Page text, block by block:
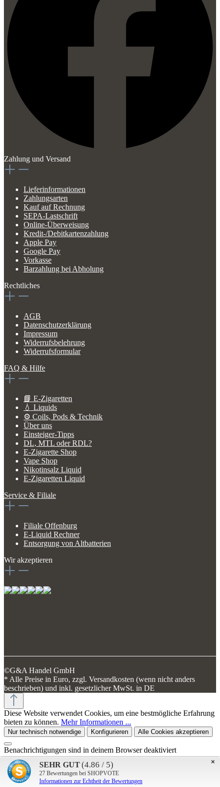
Zahlung und Versand
Lieferinformationen
Zahlungsarten
Kauf auf Rechnung
SEPA-Lastschrift
Online-Überweisung
Kredit-/Debitkartenzahlung
Apple Pay
Google Pay
Vorkasse
Barzahlung bei Abholung
Rechtliches
AGB
Datenschutzerklärung
Impressum
Widerrufsbelehrung
Widerrufsformular
FAQ & Hilfe
📘 E-Zigaretten
💧 Liquids
⚙️ Coils, Pods & Technik
Über uns
Einsteiger-Tipps
DL, MTL oder RDL?
E-Zigarette Shop
Vape Shop
Nikotinsalz Liquid
E-Zigaretten Liquid
Service & Filiale
Filiale Offenburg
E-Liquid Rechner
Entsorgung von Altbatterien
Wir akzeptieren
©G&A Handel GmbH
* Alle Preise in Euro, zzgl. Versandkosten (wenn nicht anders
beschrieben) und inkl. gesetzlicher MwSt. in DE
Diese Website verwendet Cookies, um eine bestmögliche Erfahrung
bieten zu können. Mehr Informationen ...
Nur technisch notwendige Konfigurieren Alle Cookies akzeptieren
Benachrichtigungen sind in deinem Browser deaktiviert
Bitte aktiviere die Push-Benachrichtigungen in den
Browsereinstellungen.
×
SEHR GUT(4.86 / 5)
27 Bewertungen bei SHOPVOTE
Informationen zur Echtheit der Bewertungen